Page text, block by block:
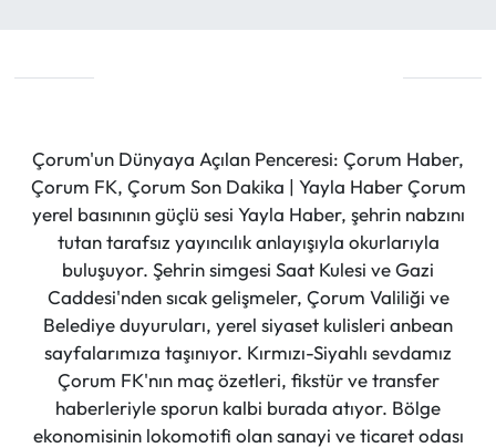
Çorum'un Dünyaya Açılan Penceresi: Çorum Haber,
Çorum FK, Çorum Son Dakika | Yayla Haber Çorum
yerel basınının güçlü sesi Yayla Haber, şehrin nabzını
tutan tarafsız yayıncılık anlayışıyla okurlarıyla
buluşuyor. Şehrin simgesi Saat Kulesi ve Gazi
Caddesi'nden sıcak gelişmeler, Çorum Valiliği ve
Belediye duyuruları, yerel siyaset kulisleri anbean
sayfalarımıza taşınıyor. Kırmızı-Siyahlı sevdamız
Çorum FK'nın maç özetleri, fikstür ve transfer
haberleriyle sporun kalbi burada atıyor. Bölge
ekonomisinin lokomotifi olan sanayi ve ticaret odası